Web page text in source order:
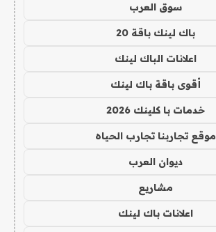
سوق العرب
باك لينك باقة 20
اعلانات الباك لينك
أقوى باقة باك لينك
خدمات با كلينك 2026
موقع تجاربنا تجارب الحياه
ديوان العرب
مشاريع
اعلانات باك لينك